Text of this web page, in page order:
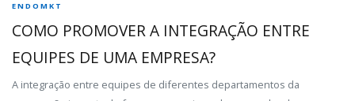
ENDOMKT
COMO PROMOVER A INTEGRAÇÃO ENTRE
EQUIPES DE UMA EMPRESA?
A integração entre equipes de diferentes departamentos da